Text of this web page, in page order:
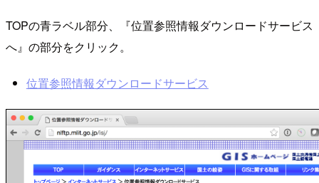
TOPの青ラベル部分、『位置参照情報ダウンロードサービス
へ』の部分をクリック。
位置参照情報ダウンロードサービス